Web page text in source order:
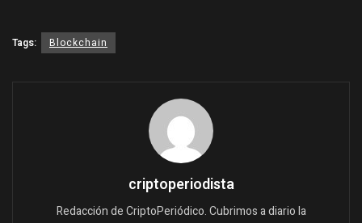
Tags: Blockchain
criptoperiodista
Redacción de CriptoPeriódico. Cubrimos a diario la